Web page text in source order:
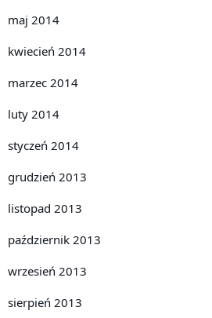
maj 2014
kwiecień 2014
marzec 2014
luty 2014
styczeń 2014
grudzień 2013
listopad 2013
październik 2013
wrzesień 2013
sierpień 2013